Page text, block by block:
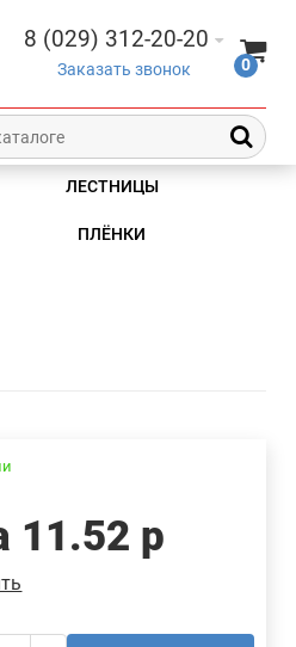
8 (029) 312-20-20
Заказать звонок 0
ЛЕСТНИЦЫ
ПЛЁНКИ
11.52 р